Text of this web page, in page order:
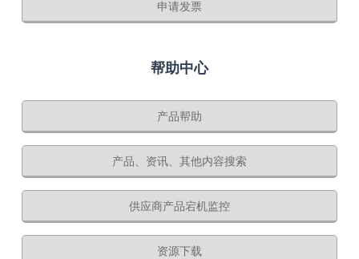
申请发票
帮助中心
产品帮助
产品、资讯、其他内容搜索
供应商产品宕机监控
资源下载